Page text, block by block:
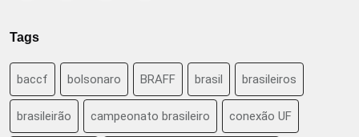
Tags
baccf bolsonaro BRAFF brasil brasileiros
brasileirão campeonato brasileiro conexão UF